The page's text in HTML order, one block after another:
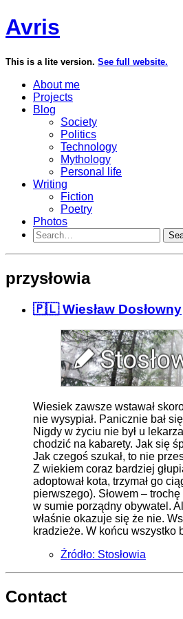
Avris
This is a lite version. See full website.
About me
Projects
Blog
Society
Politics
Technology
Mythology
Personal life
Writing
Fiction
Poetry
Photos
przysłowia
🇵🇱 Wiesław Dosłowny
Wiesiek zawsze wstawał
nie wysypiał. Panicznie bał
Nigdy w życiu nie był u
chodzić na kabarety. Jak się
Jak czegoś szukał, to nie
Z wiekiem coraz bardziej
adoptował kota, trzymał go
pierwszego). Słowem –
w sumie porządny obywatel.
właśnie okazuje się że nie.
kradzieże. W końcu wszystko
Źródło: Stosłowia
Contact